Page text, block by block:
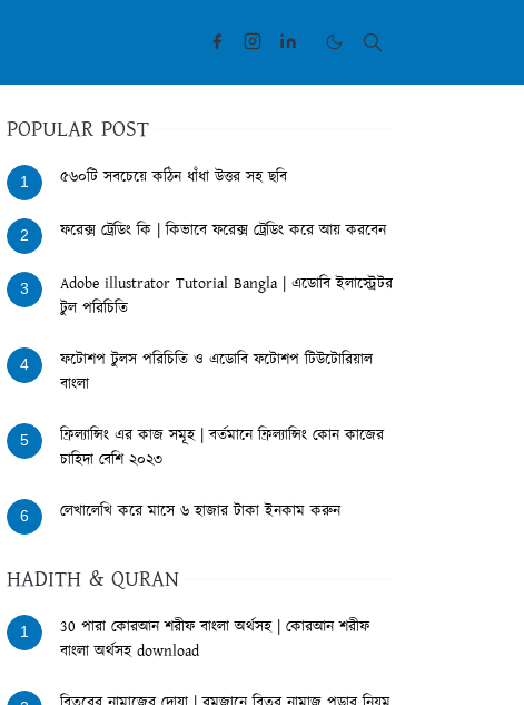
POPULAR POST
1 ৫৬০টি সবচেয়ে কঠিন ধাঁধা উত্তর সহ ছবি
2 ফরেক্স ট্রেডিং কি | কিভাবে ফরেক্স ট্রেডিং করে আয় করবেন
3
Adobe illustrator Tutorial Bangla | এডোবি ইলাস্ট্রেটর
টুল পরিচিতি
4
ফটোশপ টুলস পরিচিতি ও এডোবি ফটোশপ টিউটোরিয়াল
বাংলা
5
ফ্রিল্যান্সিং এর কাজ সমূহ | বর্তমানে ফ্রিল্যান্সিং কোন কাজের
চাহিদা বেশি ২০২৩
6 লেখালেখি করে মাসে ৬ হাজার টাকা ইনকাম করুন
HADITH & QURAN
1
30 পারা কোরআন শরীফ বাংলা অর্থসহ | কোরআন শরীফ
বাংলা অর্থসহ download